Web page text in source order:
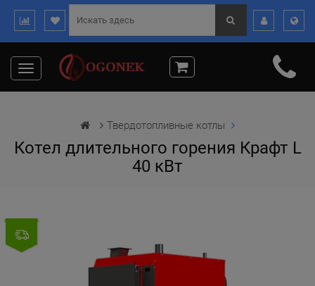
Toggle
navigation
Твердотопливные котлы
Котел длительного горения Крафт L
40 кВт